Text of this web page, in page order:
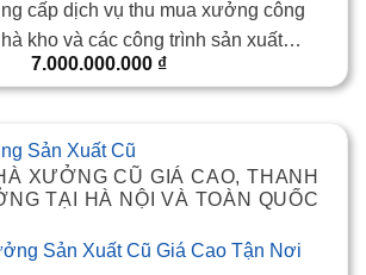
cấp dịch vụ thu mua xưởng công
kho và các công trình sản xuất…
7.000.000.000 ₫
XƯỞNG CŨ GIÁ CAO, THANH
TẠI HÀ NỘI VÀ TOÀN QUỐC
Sản Xuất Cũ Giá Cao Tận Nơi